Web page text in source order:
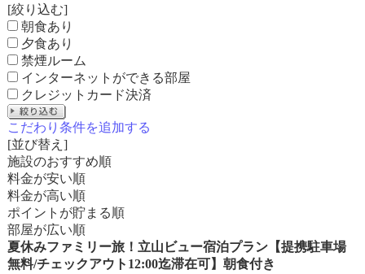
[絞り込む]
朝食あり
夕食あり
禁煙ルーム
インターネットができる部屋
クレジットカード決済
こだわり条件を追加する
[並び替え]
施設のおすすめ順
料金が安い順
料金が高い順
ポイントが貯まる順
部屋が広い順
夏休みファミリー旅！立山ビュー宿泊プラン【提携駐車場
無料/チェックアウト12:00迄滞在可】朝食付き